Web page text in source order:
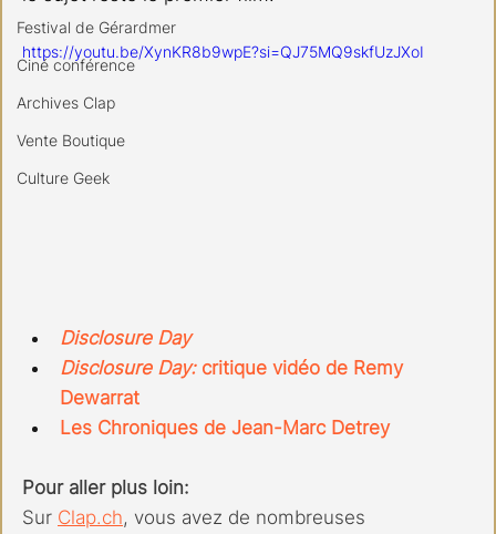
Festival de Gérardmer
Ciné conférence
Archives Clap
Vente Boutique
Culture Geek
https://youtu.be/XynKR8b9wpE?si=QJ75MQ9skfUzJXoI
Disclosure Day
Disclosure Day: critique vidéo de Remy
Dewarrat
Les Chroniques de Jean-Marc Detrey
Pour aller plus loin:
Sur Clap.ch, vous avez de nombreuses